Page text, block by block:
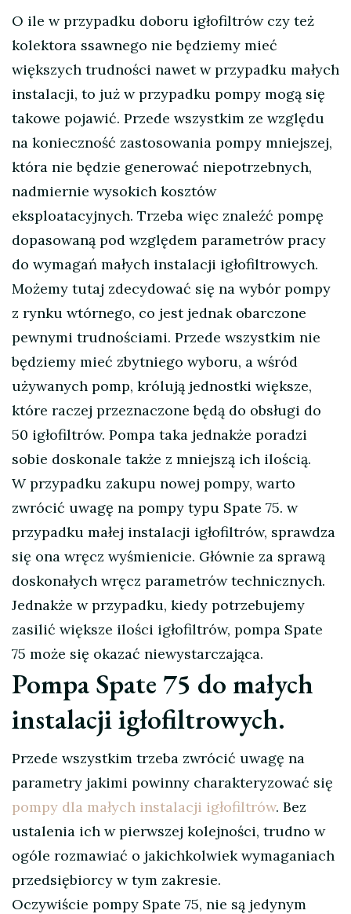
O ile w przypadku doboru igłofiltrów czy też
kolektora ssawnego nie będziemy mieć
większych trudności nawet w przypadku małych
instalacji, to już w przypadku pompy mogą się
takowe pojawić. Przede wszystkim ze względu
na konieczność zastosowania pompy mniejszej,
która nie będzie generować niepotrzebnych,
nadmiernie wysokich kosztów
eksploatacyjnych. Trzeba więc znaleźć pompę
dopasowaną pod względem parametrów pracy
do wymagań małych instalacji igłofiltrowych.
Możemy tutaj zdecydować się na wybór pompy
z rynku wtórnego, co jest jednak obarczone
pewnymi trudnościami. Przede wszystkim nie
będziemy mieć zbytniego wyboru, a wśród
używanych pomp, królują jednostki większe,
które raczej przeznaczone będą do obsługi do
50 igłofiltrów. Pompa taka jednakże poradzi
sobie doskonale także z mniejszą ich ilością.
W przypadku zakupu nowej pompy, warto
zwrócić uwagę na pompy typu Spate 75. w
przypadku małej instalacji igłofiltrów, sprawdza
się ona wręcz wyśmienicie. Głównie za sprawą
doskonałych wręcz parametrów technicznych.
Jednakże w przypadku, kiedy potrzebujemy
zasilić większe ilości igłofiltrów, pompa Spate
75 może się okazać niewystarczająca.
Pompa Spate 75 do małych
instalacji igłofiltrowych.
Przede wszystkim trzeba zwrócić uwagę na
parametry jakimi powinny charakteryzować się
pompy dla małych instalacji igłofiltrów. Bez
ustalenia ich w pierwszej kolejności, trudno w
ogóle rozmawiać o jakichkolwiek wymaganiach
przedsiębiorcy w tym zakresie.
Oczywiście pompy Spate 75, nie są jedynym